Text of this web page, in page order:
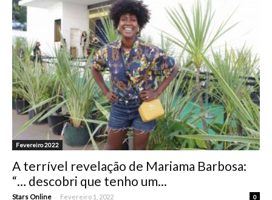
Fevereiro 2022
A terrível revelação de Mariama Barbosa:
“… descobri que tenho um...
Stars Online - Fevereiro 1, 2022 0